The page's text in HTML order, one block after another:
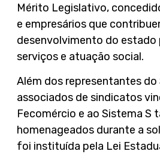
Mérito Legislativo,
e empresários que
desenvolvimento do estado
serviços e atuação social.
Além dos representantes
associados de sindicatos
Fecomércio e ao Sistema S
homenageados durante a
foi instituída pela Lei